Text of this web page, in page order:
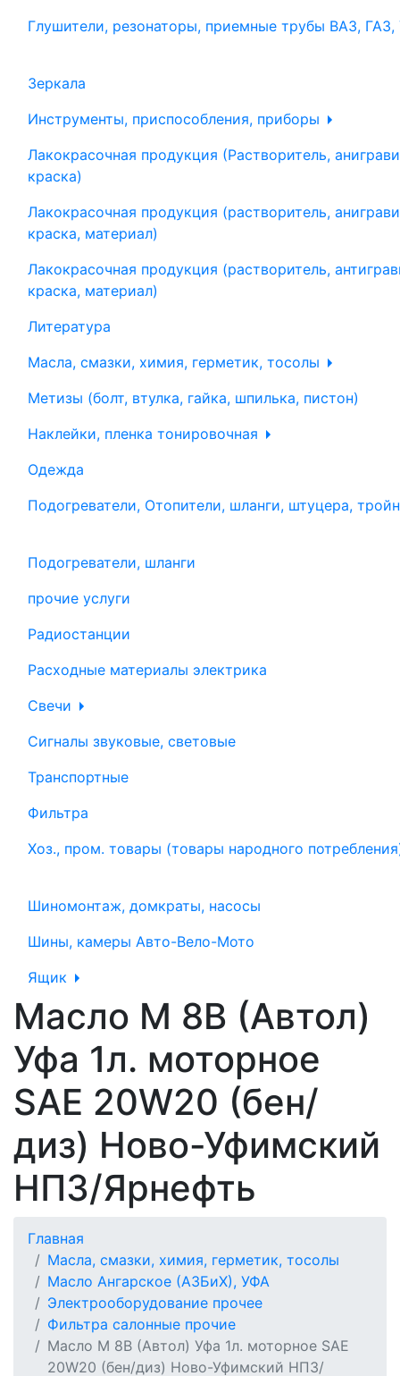
Глушители, резонаторы, приемные трубы ВАЗ, ГАЗ,
Зеркала
Инструменты, приспособления, приборы
Лакокрасочная продукция (Растворитель,
краска)
Лакокрасочная продукция (растворитель,
краска, материал)
Лакокрасочная продукция (растворитель,
краска, материал)
Литература
Масла, смазки, химия, герметик, тосолы
Метизы (болт, втулка, гайка, шпилька, пистон)
Наклейки, пленка тонировочная
Одежда
Подогреватели, Отопители, шланги, штуцера,
Подогреватели, шланги
прочие услуги
Радиостанции
Расходные материалы электрика
Свечи
Сигналы звуковые, световые
Транспортные
Фильтра
Хоз., пром. товары (товары народного
Шиномонтаж, домкраты, насосы
Шины, камеры Авто-Вело-Мото
Ящик
Масло М 8В (Автол)
Уфа 1л. моторное
SAE 20W20 (бен/
диз) Ново-Уфимский
НПЗ/Ярнефть
Главная
Масла, смазки, химия, герметик, тосолы
Масло Ангарское (АЗБиХ), УФА
Электрооборудование прочее
Фильтра салонные прочие
Масло М 8В (Автол) Уфа 1л. моторное SAE
20W20 (бен/диз) Ново-Уфимский НПЗ/